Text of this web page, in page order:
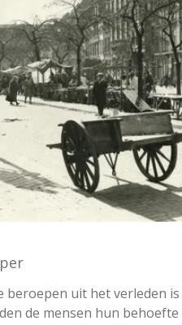
beroepen uit het verleden
de mensen hun